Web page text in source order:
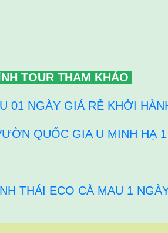
TOUR THAM KHẢO
01 NGÀY GIÁ RẺ KHỞI
QUỐC GIA U MINH HẠ
THÁI ECO CÀ MAU 1